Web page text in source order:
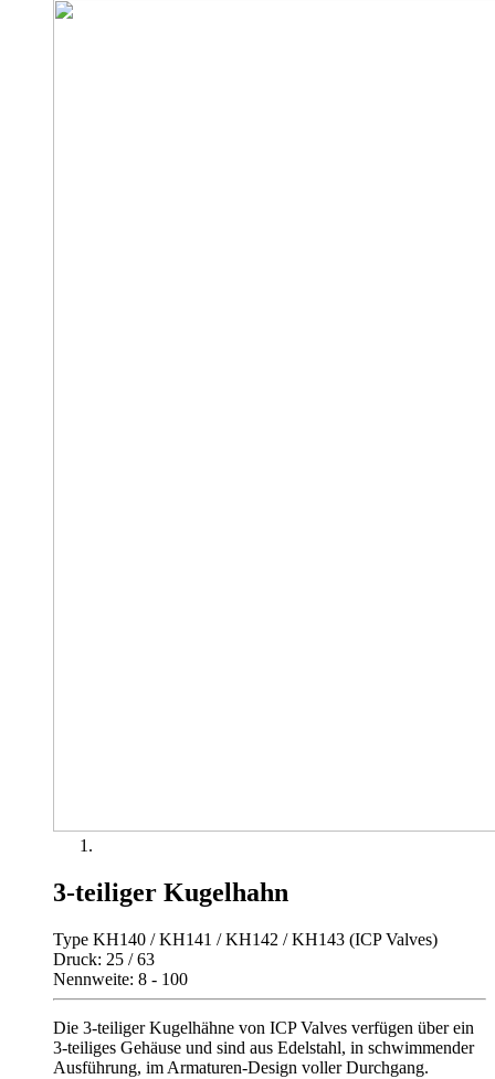
3-teiliger Kugelhahn
Type KH140 / KH141 / KH142 / KH143 (ICP Valves)
Druck: 25 / 63
Nennweite: 8 - 100
Die 3-teiliger Kugelhähne von ICP Valves verfügen über ein
3-teiliges Gehäuse und sind aus Edelstahl, in schwimmender
Ausführung, im Armaturen-Design voller Durchgang.